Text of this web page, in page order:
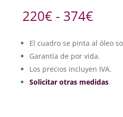
220€ - 374€Rango
de
220€
hasta
374€
El cuadro se pinta al óleo
Garantía de por vida.
Los precios incluyen IVA.
Solicitar otras medidas.